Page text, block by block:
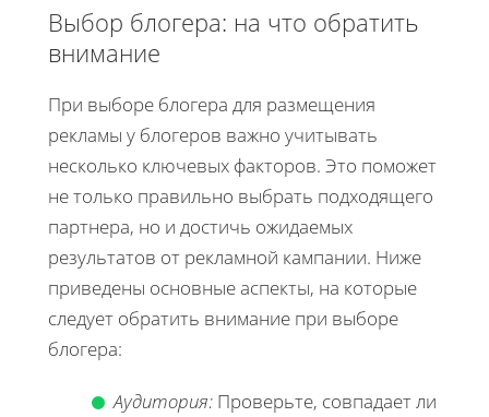
Выбор блогера: на что обратить
внимание
При выборе блогера для размещения
рекламы у блогеров важно учитывать
несколько ключевых факторов. Это поможет
не только правильно выбрать подходящего
партнера, но и достичь ожидаемых
результатов от рекламной кампании. Ниже
приведены основные аспекты, на которые
следует обратить внимание при выборе
блогера:
Аудитория: Проверьте, совпадает ли